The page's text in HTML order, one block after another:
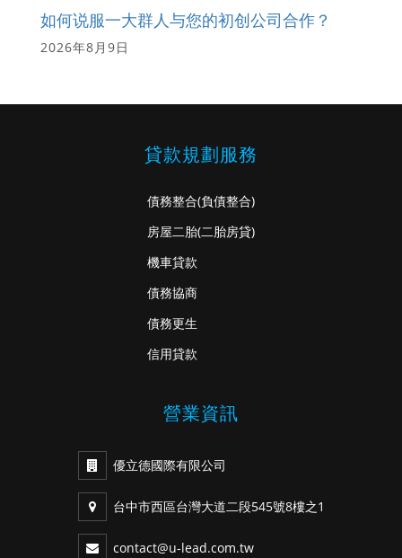
如何说服一大群人与您的初创公司合作？
2026年8月9日
貸款規劃服務
債務整合(負債整合)
房屋二胎(二胎房貸)
機車貸款
債務協商
債務更生
信用貸款
營業資訊
優立德國際有限公司
台中市西區台灣大道二段545號8樓之1
contact@u-lead.com.tw